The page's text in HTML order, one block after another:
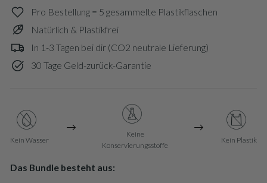
Pro Bestellung = 5 gesammelte Plastikflaschen
Natürlich & Plastikfrei
In 1-3 Tagen bei dir (CO2 neutrale Lieferung)
30 Tage Geld-zurück-Garantie
Kein Wasser
Keine
Konservierungsstoffe
Kein Plastik
Das Bundle besteht aus: